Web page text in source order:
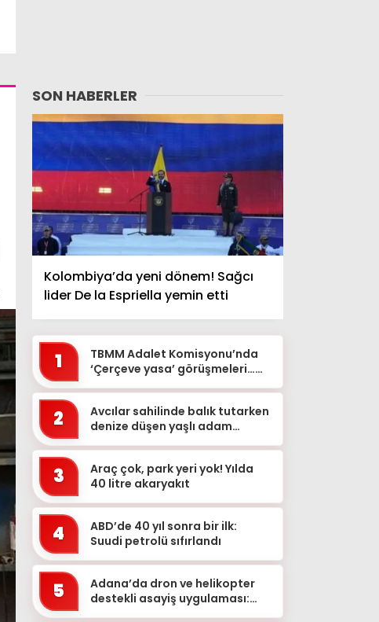
SON HABERLER
Kolombiya’da yeni dönem! Sağcı
lider De la Espriella yemin etti
1
TBMM Adalet Komisyonu’nda
‘Çerçeve yasa’ görüşmeleri…
2
Avcılar sahilinde balık tutarken
denize düşen yaşlı adam
3
Araç çok, park yeri yok! Yılda
40 litre akaryakıt
4
ABD’de 40 yıl sonra bir ilk:
Suudi petrolü sıfırlandı
5
Adana’da dron ve helikopter
destekli asayiş uygulaması: